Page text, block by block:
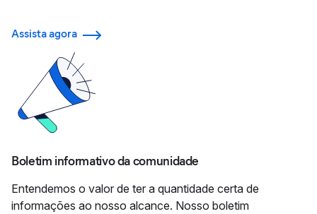
Assista agora
Boletim informativo da comunidade
Entendemos o valor de ter a quantidade certa de
informações ao nosso alcance. Nosso boletim